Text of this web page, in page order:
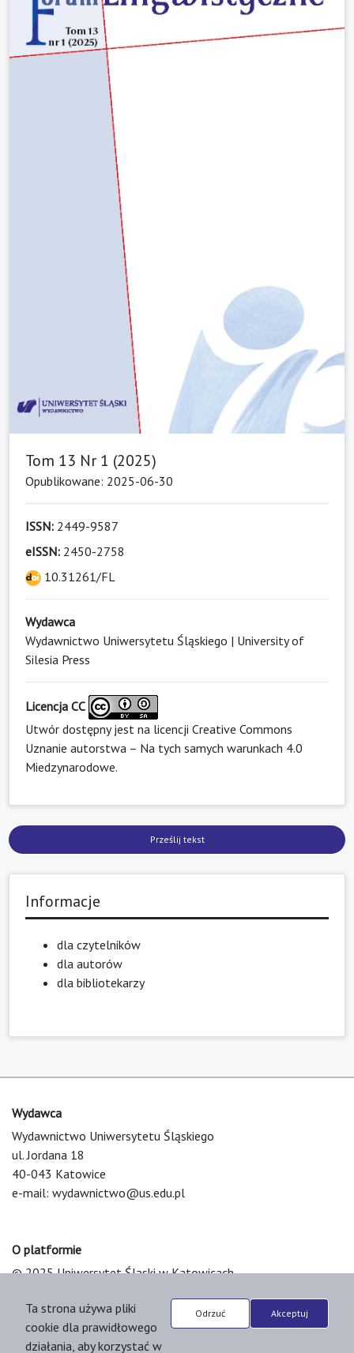
Tom 13 Nr 1 (2025)
Opublikowane: 2025-06-30
ISSN: 2449-9587
eISSN: 2450-2758
10.31261/FL
Wydawca
Wydawnictwo Uniwersytetu Śląskiego | University of
Silesia Press
Licencja CC
Utwór dostępny jest na licencji Creative Commons
Uznanie autorstwa – Na tych samych warunkach 4.0
Miedzynarodowe.
Prześlij tekst
Informacje
dla czytelników
dla autorów
dla bibliotekarzy
Wydawca
Wydawnictwo Uniwersytetu Śląskiego
ul. Jordana 18
40-043 Katowice
e-mail: wydawnictwo@us.edu.pl
O platformie
© 2025 Uniwersytet Śląski w Katowicach
Platform & Workflow by OJS/PKP
Ta strona używa pliki
cookie dla prawidłowego
działania, aby korzystać w
Odrzuć Akceptuj